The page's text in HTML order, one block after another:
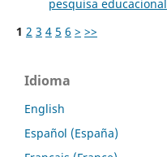
pesquisa educacional
1 2 3 4 5 6 > >>
Idioma
English
Español (España)